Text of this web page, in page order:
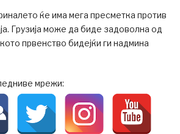
ќе има мега пресметка против
Грузија може да биде задоволна од
првенство бидејќи ги надмина
мрежи: